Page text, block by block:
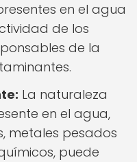
en el agua
de los
de la
La naturaleza
en el agua,
metales pesados
puede